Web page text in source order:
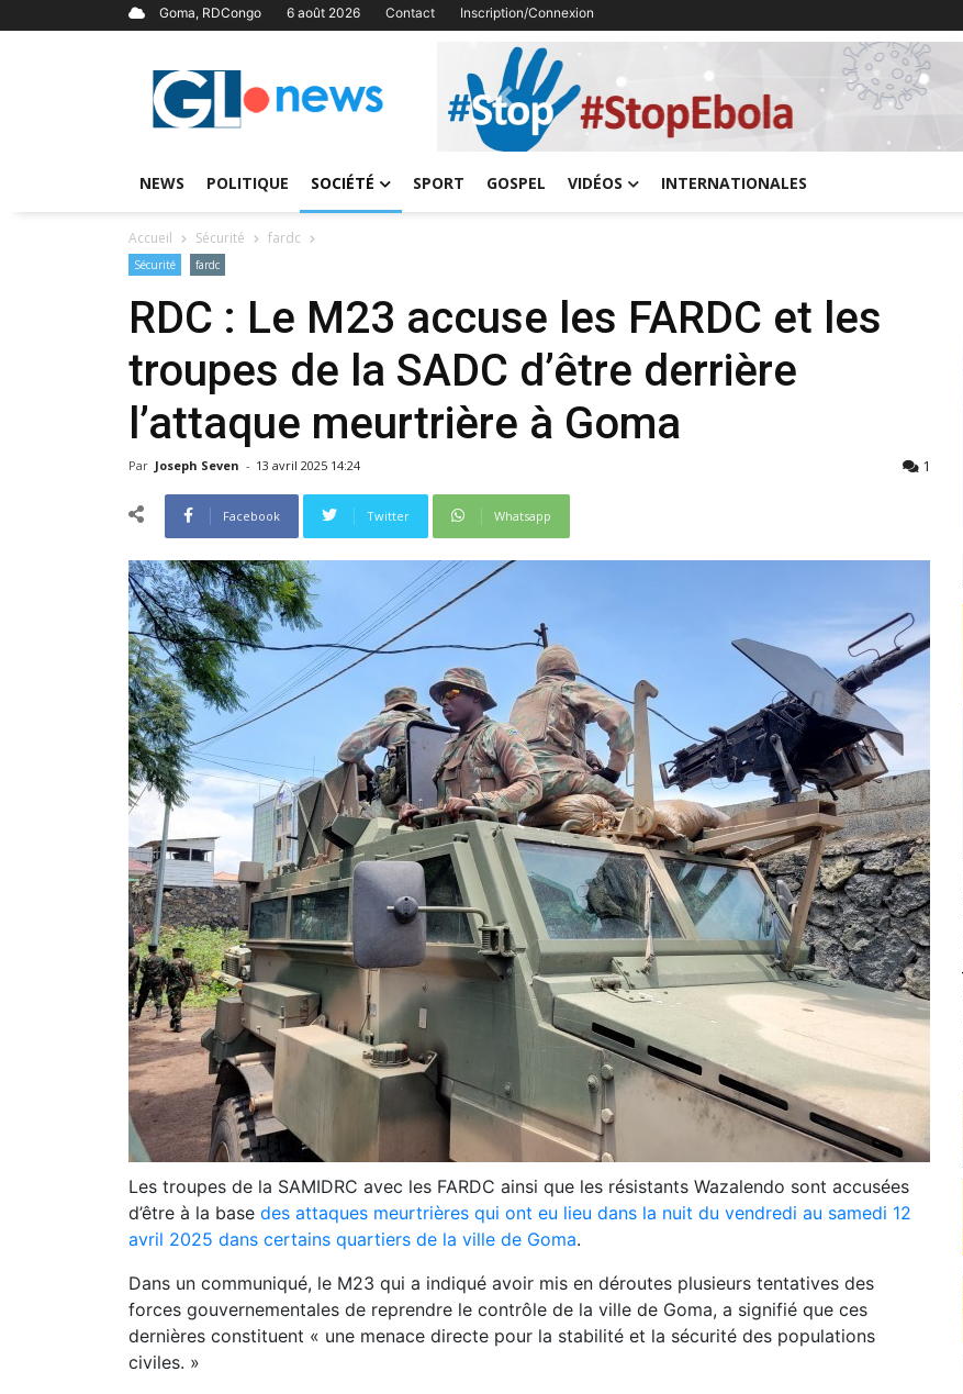
Goma, RDCongo 6 août 2026 Contact Inscription/Connexion
Previous
NEWS POLITIQUE SOCIÉTÉ SPORT GOSPEL VIDÉOS INTERNATIONALES
Accueil Sécurité fardc
Sécurité fardc
RDC : Le M23 accuse les FARDC et les
troupes de la SADC d’être derrière
l’attaque meurtrière à Goma
Par Joseph Seven - 13 avril 2025 14:24 1
Facebook Twitter Whatsapp
Les troupes de la SAMIDRC avec les FARDC ainsi que les résistants Wazalendo sont accusées
d’être à la base des attaques meurtrières qui ont eu lieu dans la nuit du vendredi au samedi 12
avril 2025 dans certains quartiers de la ville de Goma.
Dans un communiqué, le M23 qui a indiqué avoir mis en déroutes plusieurs tentatives des
forces gouvernementales de reprendre le contrôle de la ville de Goma, a signifié que ces
dernières constituent « une menace directe pour la stabilité et la sécurité des populations
civiles. »